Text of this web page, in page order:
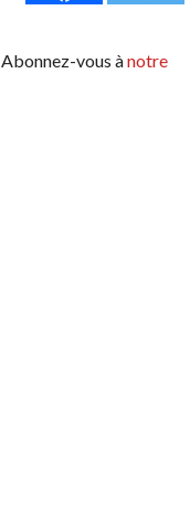
Abonnez-vous ànotre